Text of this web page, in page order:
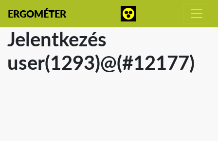
ERGOMÉTER
Jelentkezés
user(1293)@(#12177)